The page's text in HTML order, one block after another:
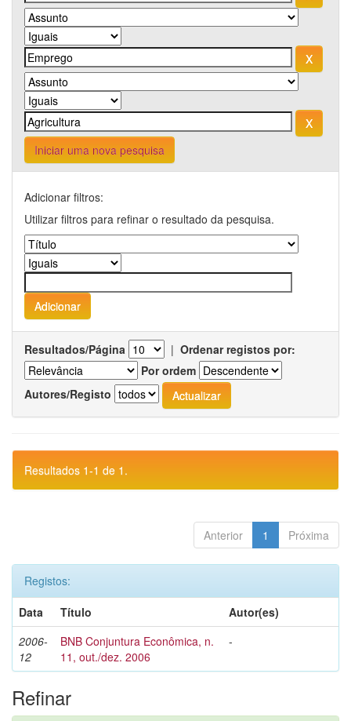
Iniciar uma nova pesquisa
Adicionar filtros:
Utilizar filtros para refinar o resultado da pesquisa.
Resultados/Página | Ordenar registos por:
Por ordem
Autores/Registo
Resultados 1-1 de 1.
Anterior 1 Próxima
Registos:
Data
Título
Autor(es)
2006-
12
BNB Conjuntura Econômica, n.
11, out./dez. 2006
-
Refinar